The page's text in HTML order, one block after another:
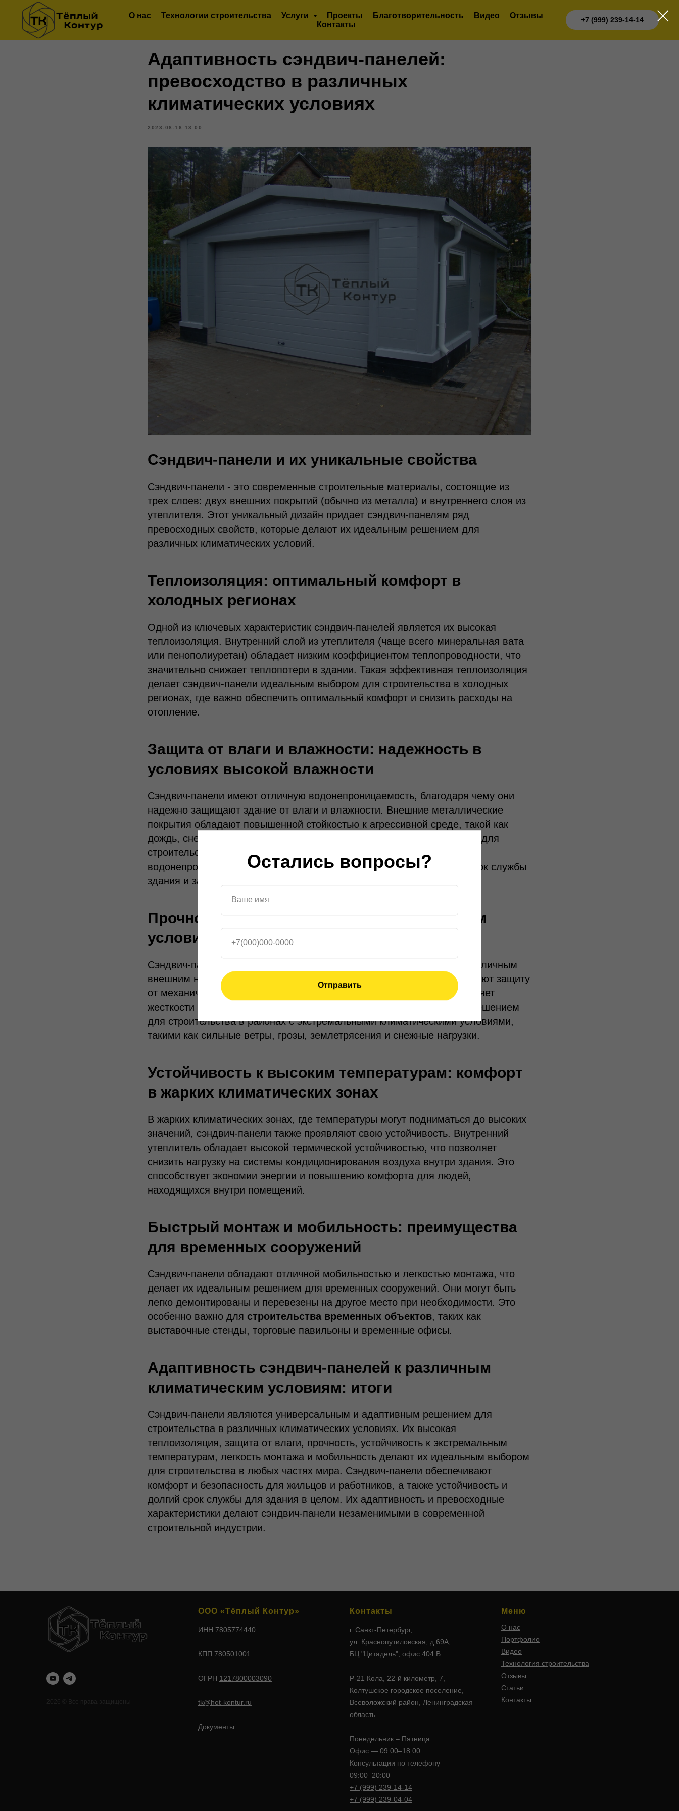
О нас Технологии строительства Услуги Проекты Благотворительность Видео
Отзывы
Контакты
+7 (999) 239-14-14
Адаптивность сэндвич-панелей:
превосходство в различных
климатических условиях
2023-08-16 13:00
Сэндвич-панели и их уникальные свойства
Сэндвич-панели - это современные строительные материалы, состоящие из
трех слоев: двух внешних покрытий (обычно из металла) и внутреннего слоя из
утеплителя. Этот уникальный дизайн придает сэндвич-панелям ряд
превосходных свойств, которые делают их идеальным решением для
различных климатических условий.
Теплоизоляция: оптимальный комфорт в
холодных регионах
Одной из ключевых характеристик сэндвич-панелей является их высокая
теплоизоляция. Внутренний слой из утеплителя (чаще всего минеральная вата
или пенополиуретан) обладает низким коэффициентом теплопроводности, что
значительно снижает теплопотери в здании. Такая эффективная теплоизоляция
делает сэндвич-панели идеальным выбором для строительства в холодных
регионах, где важно обеспечить оптимальный комфорт и снизить расходы на
отопление.
Защита от влаги и влажности: надежность в
условиях высокой влажности
Сэндвич-панели имеют отличную водонепроницаемость, благодаря чему они
надежно защищают здание от влаги и влажности. Внешние металлические
покрытия обладают повышенной стойкостью к агрессивной среде, такой как
дождь, снег и соль, что делает сэндвич-панели идеальным решением для
строительства в прибрежных и влажных районах. Благодаря высокой
водонепроницаемости сэндвич-панелей, можно обеспечить долгий срок службы
здания и защитить его от повреждений, связанных с влажностью.
Прочность и устойчивость к экстремальным
условиям
Сэндвич-панели обладают высокой прочностью и устойчивостью к различным
внешним нагрузкам. Их металлические внешние покрытия обеспечивают защиту
от механических повреждений, а внутренний слой утеплителя добавляет
жесткости всей конструкции. Это делает сэндвич-панели надежным решением
для строительства в районах с экстремальными климатическими условиями,
такими как сильные ветры, грозы, землетрясения и снежные нагрузки.
Устойчивость к высоким температурам: комфорт
в жарких климатических зонах
В жарких климатических зонах, где температуры могут подниматься до высоких
значений, сэндвич-панели также проявляют свою устойчивость. Внутренний
утеплитель обладает высокой термической устойчивостью, что позволяет
снизить нагрузку на системы кондиционирования воздуха внутри здания. Это
способствует экономии энергии и повышению комфорта для людей,
находящихся внутри помещений.
Быстрый монтаж и мобильность: преимущества
для временных сооружений
Сэндвич-панели обладают отличной мобильностью и легкостью монтажа, что
делает их идеальным решением для временных сооружений. Они могут быть
легко демонтированы и перевезены на другое место при необходимости. Это
особенно важно для строительства временных объектов, таких как
выставочные стенды, торговые павильоны и временные офисы.
Адаптивность сэндвич-панелей к различным
климатическим условиям: итоги
Сэндвич-панели являются универсальным и адаптивным решением для
строительства в различных климатических условиях. Их высокая
теплоизоляция, защита от влаги, прочность, устойчивость к экстремальным
температурам, легкость монтажа и мобильность делают их идеальным выбором
для строительства в любых частях мира. Сэндвич-панели обеспечивают
комфорт и безопасность для жильцов и работников, а также устойчивость и
долгий срок службы для здания в целом. Их адаптивность и превосходные
характеристики делают сэндвич-панели незаменимыми в современной
строительной индустрии.
2026 © Все права защищены
ООО «Тёплый Контур»
ИНН 7805774440
КПП 780501001
ОГРН 1217800003090
tk@hot-kontur.ru
Документы
Контакты
г. Санкт-Петербург,
ул. Краснопутиловская, д.69А,
БЦ "Цитадель", офис 404 В
Р-21 Кола, 22-й километр, 7,
Колтушское городское поселение,
Всеволожский район, Ленинградская
область
Понедельник – Пятница:
Офис — 09:00–18:00
Консультации по телефону —
09:00–20:00
+7 (999) 239-14-14
+7 (999) 239-04-04
Меню
О нас
Портфолио
Видео
Технология строительства
Отзывы
Статьи
Контакты
Остались вопросы?
Отправить